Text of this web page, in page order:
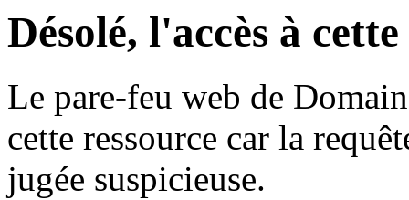
Désolé, l'accès à
Le pare-feu web de
cette ressource car la
jugée suspicieuse.